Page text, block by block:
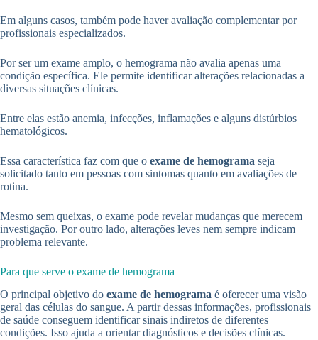
Em alguns casos, também pode haver avaliação complementar por
profissionais especializados.
Por ser um exame amplo, o hemograma não avalia apenas uma
condição específica. Ele permite identificar alterações relacionadas a
diversas situações clínicas.
Entre elas estão anemia, infecções, inflamações e alguns distúrbios
hematológicos.
Essa característica faz com que o exame de hemograma seja
solicitado tanto em pessoas com sintomas quanto em avaliações de
rotina.
Mesmo sem queixas, o exame pode revelar mudanças que merecem
investigação. Por outro lado, alterações leves nem sempre indicam
problema relevante.
Para que serve o exame de hemograma
O principal objetivo do exame de hemograma é oferecer uma visão
geral das células do sangue. A partir dessas informações, profissionais
de saúde conseguem identificar sinais indiretos de diferentes
condições. Isso ajuda a orientar diagnósticos e decisões clínicas.